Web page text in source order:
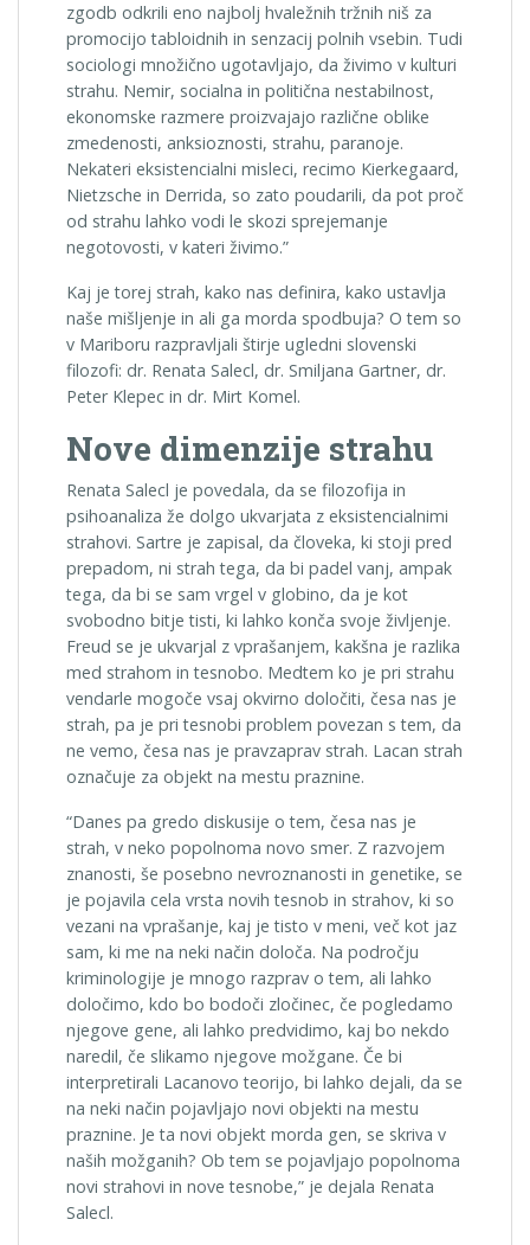
zgodb odkrili eno najbolj hvaležnih tržnih niš za
promocijo tabloidnih in senzacij polnih vsebin. Tudi
sociologi množično ugotavljajo, da živimo v kulturi
strahu. Nemir, socialna in politična nestabilnost,
ekonomske razmere proizvajajo različne oblike
zmedenosti, anksioznosti, strahu, paranoje.
Nekateri eksistencialni misleci, recimo Kierkegaard,
Nietzsche in Derrida, so zato poudarili, da pot proč
od strahu lahko vodi le skozi sprejemanje
negotovosti, v kateri živimo.”
Kaj je torej strah, kako nas definira, kako ustavlja
naše mišljenje in ali ga morda spodbuja? O tem so
v Mariboru razpravljali štirje ugledni slovenski
filozofi: dr. Renata Salecl, dr. Smiljana Gartner, dr.
Peter Klepec in dr. Mirt Komel.
Nove dimenzije strahu
Renata Salecl je povedala, da se filozofija in
psihoanaliza že dolgo ukvarjata z eksistencialnimi
strahovi. Sartre je zapisal, da človeka, ki stoji pred
prepadom, ni strah tega, da bi padel vanj, ampak
tega, da bi se sam vrgel v globino, da je kot
svobodno bitje tisti, ki lahko konča svoje življenje.
Freud se je ukvarjal z vprašanjem, kakšna je razlika
med strahom in tesnobo. Medtem ko je pri strahu
vendarle mogoče vsaj okvirno določiti, česa nas je
strah, pa je pri tesnobi problem povezan s tem, da
ne vemo, česa nas je pravzaprav strah. Lacan strah
označuje za objekt na mestu praznine.
“Danes pa gredo diskusije o tem, česa nas je
strah, v neko popolnoma novo smer. Z razvojem
znanosti, še posebno nevroznanosti in genetike, se
je pojavila cela vrsta novih tesnob in strahov, ki so
vezani na vprašanje, kaj je tisto v meni, več kot jaz
sam, ki me na neki način določa. Na področju
kriminologije je mnogo razprav o tem, ali lahko
določimo, kdo bo bodoči zločinec, če pogledamo
njegove gene, ali lahko predvidimo, kaj bo nekdo
naredil, če slikamo njegove možgane. Če bi
interpretirali Lacanovo teorijo, bi lahko dejali, da se
na neki način pojavljajo novi objekti na mestu
praznine. Je ta novi objekt morda gen, se skriva v
naših možganih? Ob tem se pojavljajo popolnoma
novi strahovi in nove tesnobe,” je dejala Renata
Salecl.